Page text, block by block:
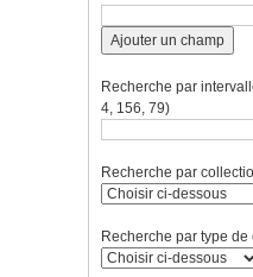
Ajouter un champ
Recherche par
4, 156, 79)
Recherche par
Recherche par type de